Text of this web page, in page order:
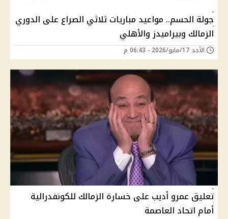
جولة الحسم.. مواعيد مباريات ثلاثي الصراع على الدوري
الزمالك وبيراميدز والأهلي
الأحد 17/مايو/2026 - 06:43 م
تعليق عمرو أديب على خسارة الزمالك للكونفدرالية
أمام اتحاد العاصمة